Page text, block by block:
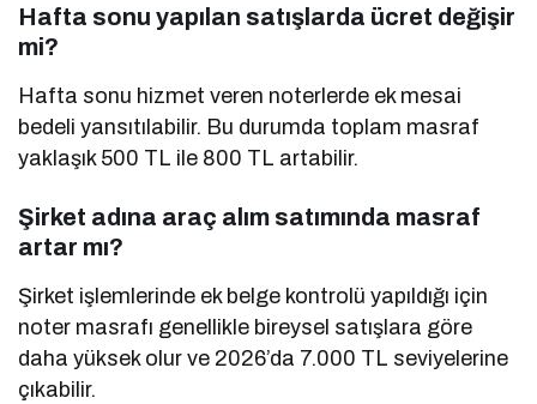
Hafta sonu yapılan satışlarda ücret değişir
mi?
Hafta sonu hizmet veren noterlerde ek mesai
bedeli yansıtılabilir. Bu durumda toplam masraf
yaklaşık 500 TL ile 800 TL artabilir.
Şirket adına araç alım satımında masraf
artar mı?
Şirket işlemlerinde ek belge kontrolü yapıldığı için
noter masrafı genellikle bireysel satışlara göre
daha yüksek olur ve 2026’da 7.000 TL seviyelerine
çıkabilir.